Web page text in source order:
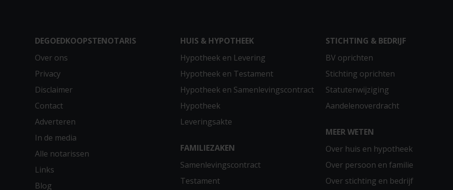
DEGOEDKOOPSTENOTARIS
Over ons
Privacy
Disclaimer
Contact
Adverteren
In de media
Alle notarissen
Links
Blog
HUIS & HYPOTHEEK
Hypotheek en Levering
Hypotheek en Testament
Hypotheek en Samenlevingscontract
Hypotheek
Leveringsakte
FAMILIEZAKEN
Samenlevingscontract
Testament
STICHTING & BEDRIJF
BV oprichten
Stichting oprichten
Statutenwijziging
Aandelenoverdracht
MEER WETEN
Over huis en hypotheek
Over persoon en familie
Over stichting en bedrijf